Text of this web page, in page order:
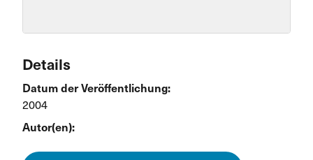
Details
Datum der Veröffentlichung:
2004
Autor(en):